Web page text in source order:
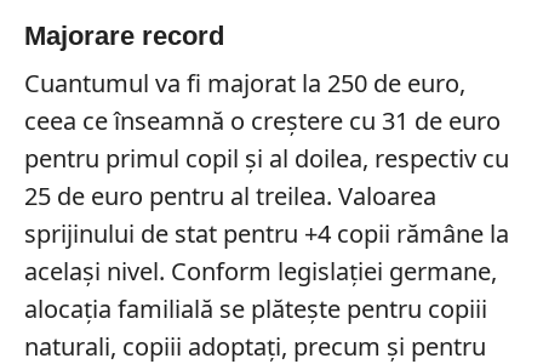
Majorare record
Cuantumul va fi majorat la 250 de euro,
ceea ce înseamnă o creștere cu 31 de euro
pentru primul copil și al doilea, respectiv cu
25 de euro pentru al treilea. Valoarea
sprijinului de stat pentru +4 copii rămâne la
același nivel. Conform legislației germane,
alocația familială se plătește pentru copiii
naturali, copiii adoptați, precum și pentru